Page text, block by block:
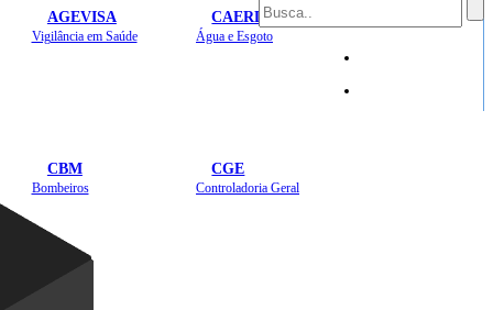
AGEVISA
Vigilância em Saúde
CAERD
Água e Esgoto
CBM
Bombeiros
CGE
Controladoria Geral
Mapa do Site